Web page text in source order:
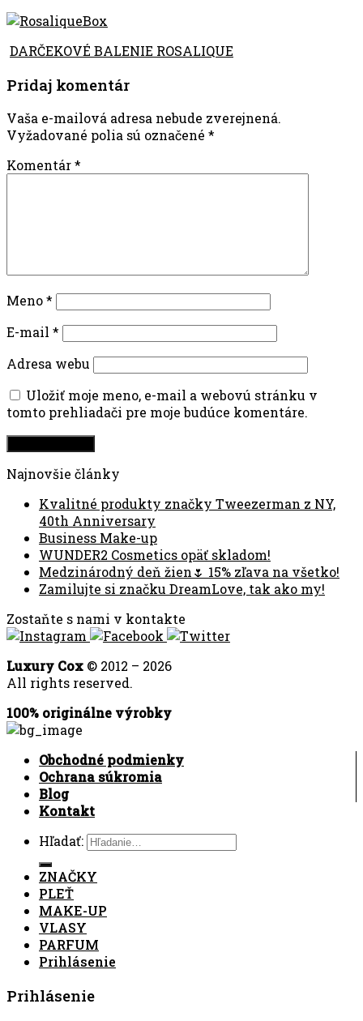
DARČEKOVÉ BALENIE ROSALIQUE
Pridaj komentár
Vaša e-mailová adresa nebude zverejnená.
Vyžadované polia sú označené *
Komentár*
Meno*
E-mail *
Adresa webu
Uložiť moje meno, e-mail a webovú stránku v
tomto prehliadači pre moje budúce komentáre.
Najnovšie články
Kvalitné produkty značky Tweezerman z NY,
40th Anniversary
Business Make-up
WUNDER2 Cosmetics opäť skladom!
Medzinárodný deň žien🌷 15% zľava na všetko!
Zamilujte si značku DreamLove, tak ako my!
Zostaňte s nami v kontakte
Luxury Cox © 2012 – 2026
All rights reserved.
100% originálne výrobky
Obchodné podmienky
Ochrana súkromia
Blog
Kontakt
Hľadať:
ZNAČKY
PLEŤ
MAKE-UP
VLASY
PARFUM
Prihlásenie
Prihlásenie